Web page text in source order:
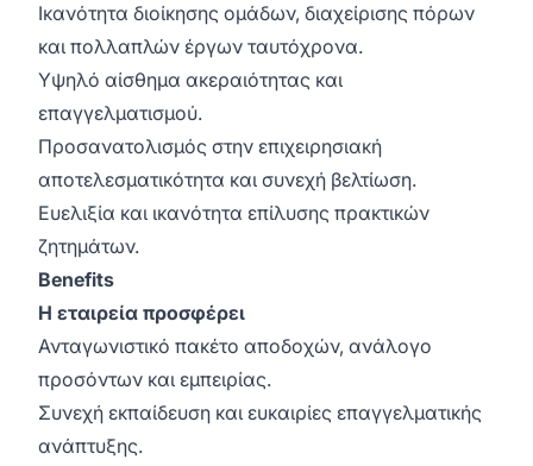
Ικανότητα διοίκησης ομάδων, διαχείρισης πόρων
και πολλαπλών έργων ταυτόχρονα.
Υψηλό αίσθημα ακεραιότητας και
επαγγελματισμού.
Προσανατολισμός στην επιχειρησιακή
αποτελεσματικότητα και συνεχή βελτίωση.
Ευελιξία και ικανότητα επίλυσης πρακτικών
ζητημάτων.
Benefits
Η εταιρεία προσφέρει
Ανταγωνιστικό πακέτο αποδοχών, ανάλογο
προσόντων και εμπειρίας.
Συνεχή εκπαίδευση και ευκαιρίες επαγγελματικής
ανάπτυξης.